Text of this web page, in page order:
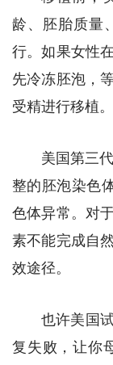
龄、胚胎质量
行。如果女性
先冷冻胚泡，
受精进行移植。
美国第三
整的胚泡染色
色体异常。对
素不能完成自
效途径。
也许美国
复失败，让你